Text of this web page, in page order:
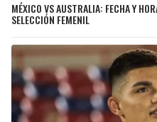
MÉXICO VS AUSTRALIA: FECHA Y
SELECCIÓN FEMENIL